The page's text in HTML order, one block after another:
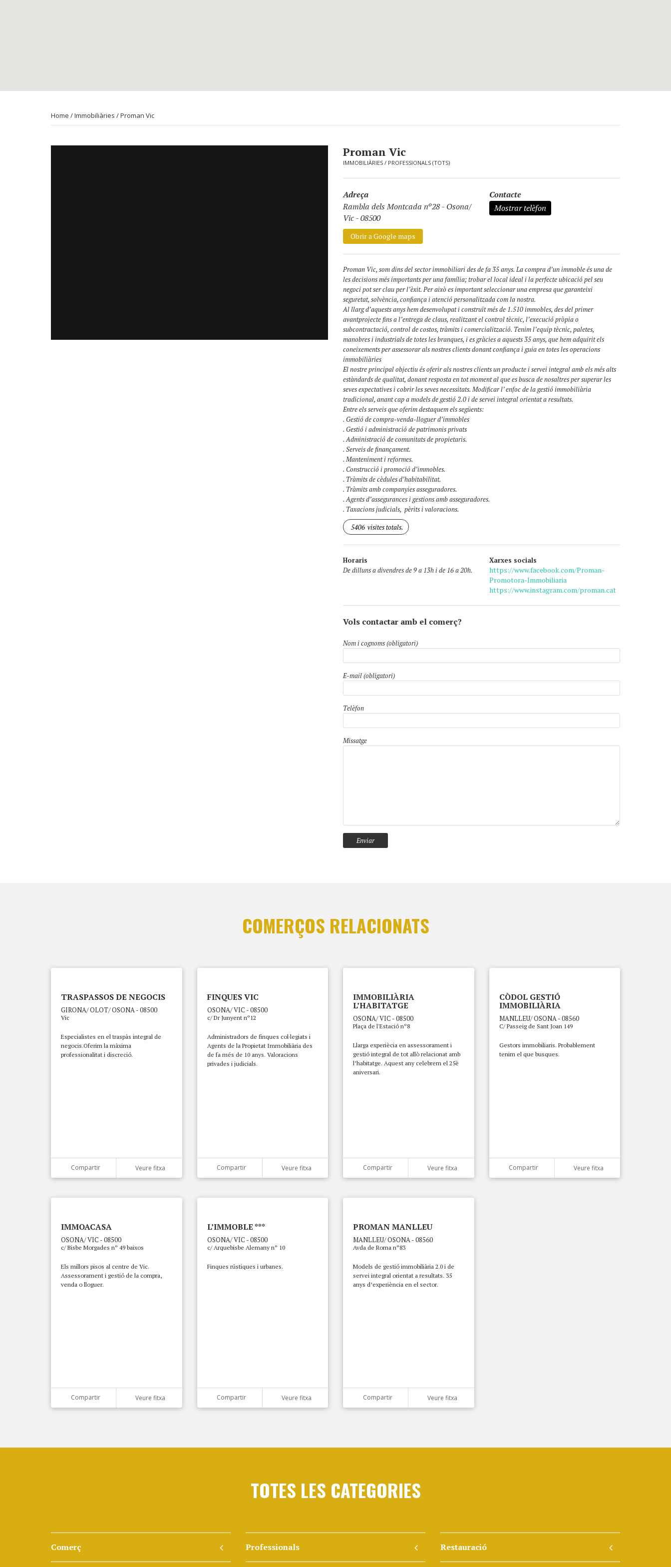
Home /Immobiliàries / Proman Vic
Proman Vic
IMMOBILIÀRIES / PROFESSIONALS (TOTS)
Adreça
Rambla dels Montcada nº28- Osona/
Vic - 08500
Obrir a Google maps
Contacte
Mostrar telèfon
Proman Vic, som dins del sector immobiliari des de fa 35 anys. La compra d’un immoble és una de
les decisions més importants per una família; trobar el local ideal i la perfecte ubicació pel seu
negoci pot ser clau per l’èxit. Per això es important seleccionar una empresa que garanteixi
seguretat, solvència, confiança i atenció personalitzada com la nostra.
Al llarg d’aquests anys hem desenvolupat i construït més de 1.510 immobles, des del primer
avantprojecte fins a l’entrega de claus, realitzant el control tècnic, l’execució pròpia o
subcontractació, control de costos, tràmits i comercialització. Tenim l’equip tècnic, paletes,
manobres i industrials de totes les branques, i es gràcies a aquests 35 anys, que hem adquirit els
coneixements per assessorar als nostres clients donant confiança i guia en totes les operacions
immobiliàries
El nostre principal objectiu és oferir als nostres clients un producte i servei integral amb els més alts
estàndards de qualitat, donant resposta en tot moment al que es busca de nosaltres per superar les
seves expectatives i cobrir les seves necessitats. Modificar l’ enfoc de la gestió immobiliària
tradicional, anant cap a models de gestió 2.0 i de servei integral orientat a resultats.
Entre els serveis que oferim destaquem els següents:
. Gestió de compra-venda-lloguer d’immobles
. Gestió i administració de patrimonis privats
. Administració de comunitats de propietaris.
. Serveis de finançament.
. Manteniment i reformes.
. Construcció i promoció d’immobles.
. Tràmits de cèdules d’habitabilitat.
. Tràmits amb companyies asseguradores.
. Agents d’assegurances i gestions amb asseguradores.
. Taxacions judicials, pèrits i valoracions.
5406 visites totals.
Horaris
De dilluns a divendres de 9 a 13h i de 16 a 20h.
Xarxes socials
https://www.facebook.com/Proman-
Promotora-Immobiliaria
https://www.instagram.com/proman.cat
Vols contactar amb el comerç?
Nom i cognoms (obligatori)
E-mail (obligatori)
Telèfon
Missatge
COMERÇOS RELACIONATS
TRASPASSOS DE NEGOCIS
GIRONA/ OLOT/ OSONA - 08500
Vic
Especialistes en el traspàs integral de
negocis.Oferim la màxima
professionalitat i discreció.
Compartir Veure fitxa
FINQUES VIC
OSONA/ VIC - 08500
c/ Dr Junyent nº12
Administradors de finques col·legiats i
Agents de la Propietat Immobiliària des
de fa més de 10 anys. Valoracions
privades i judicials.
Compartir Veure fitxa
IMMOBILIÀRIA
L’HABITATGE
OSONA/ VIC - 08500
Plaça de l'Estació nº8
Llarga experiècia en assessorament i
gestió integral de tot allò relacionat amb
l’habitatge. Aquest any celebrem el 25è
aniversari.
Compartir Veure fitxa
CÒDOL GESTIÓ
IMMOBILIÀRIA
MANLLEU/ OSONA - 08560
C/ Passeig de Sant Joan 149
Gestors immobiliaris. Probablement
tenim el que busques.
Compartir Veure fitxa
IMMOACASA
OSONA/ VIC - 08500
c/ Bisbe Morgades nº 49 baixos
Els millors pisos al centre de Vic.
Assessorament i gestió de la compra,
venda o lloguer.
Compartir Veure fitxa
L’IMMOBLE ***
OSONA/ VIC - 08500
c/ Arquebisbe Alemany nº 10
Finques rústiques i urbanes.
Compartir Veure fitxa
PROMAN MANLLEU
MANLLEU/ OSONA - 08560
Avda de Roma nº83
Models de gestió immobiliària 2.0 i de
servei integral orientat a resultats. 35
anys d’experiència en el sector.
Compartir Veure fitxa
TOTES LES CATEGORIES
Comerç Professionals Restauració